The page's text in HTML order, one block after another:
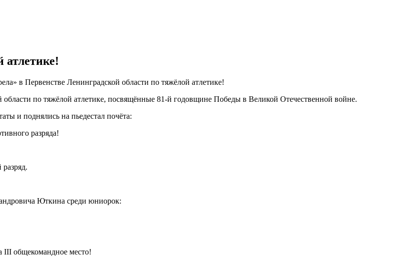
атлетике!
в Первенстве Ленинградской области по тяжёлой атлетике!
области по тяжёлой атлетике, посвящённые 81-й годовщине Победы в Великой Отечественной войне.
и поднялись на пьедестал почёта:
разряда!
Юткина среди юниорок:
III общекомандное место!